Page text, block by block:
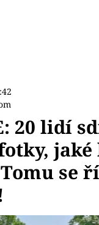
20 lidí
jaké
se